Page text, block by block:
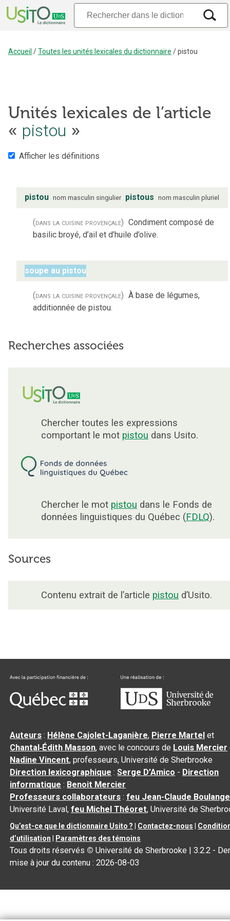
Accueil /Toutes les unités lexicales du dictionnaire /pistou
Unités lexicales de l’article
« pistou »
Afficher les définitions
pistou nom masculin singulier pistous nom masculin pluriel
(dans la cuisine provençale) Condiment composé de
basilic broyé, d’ail et d’huile d’olive.
soupe au pistou
(dans la cuisine provençale) À base de légumes,
additionnée de pistou.
Recherches associées
Chercher toutes les expressions
comportant le mot pistou dans Usito.
Chercher le mot pistou dans le Fonds de
données linguistiques du Québec (FDLQ).
Sources
Contenu extrait de l’article pistou d’Usito.
Auteurs : Hélène Cajolet-Laganière, Pierre Martel et
Chantal‑Édith Masson, avec le concours de Louis Mercier
Nadine Vincent, professeurs, Université de Sherbrooke
Direction lexicographique :Serge D’Amico - Direction
informatique : Benoit Mercier
Professeurs collaborateurs :feu Jean-Claude
Université Laval,feu Michel Théoret, Université de
Qu’est-ce que le dictionnaire Usito ? Contactez-nous
d’utilisation
Paramètres des témoins
Tous droits réservés © Université de Sherbrooke |3.2.2 -
mise à jour du contenu :2026-08-03